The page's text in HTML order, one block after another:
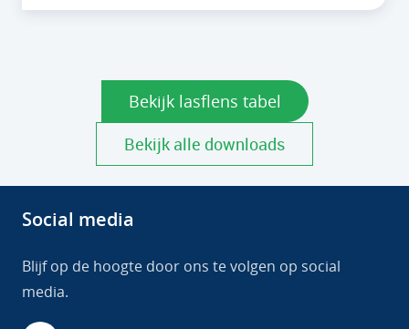
Bekijk lasflens tabel
Bekijk alle downloads
Social media
Blijf op de hoogte door ons te volgen op social
media.